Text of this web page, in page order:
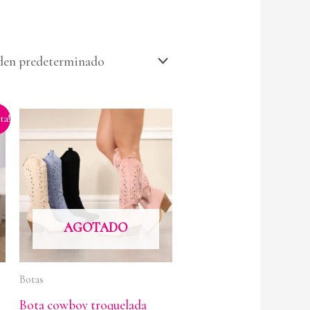
AGOTADO
Botas
Bota cowboy troquelada